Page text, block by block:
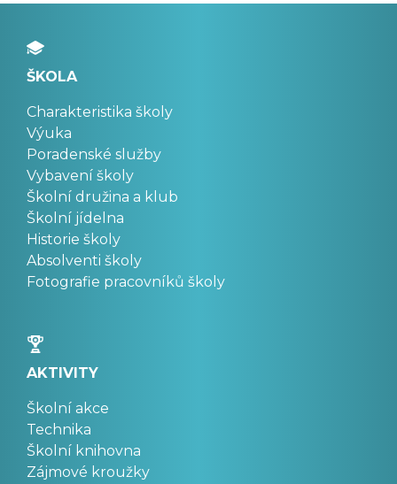
ŠKOLA
Charakteristika školy
Výuka
Poradenské služby
Vybavení školy
Školní družina a klub
Školní jídelna
Historie školy
Absolventi školy
Fotografie pracovníků školy
AKTIVITY
Školní akce
Technika
Školní knihovna
Zájmové kroužky